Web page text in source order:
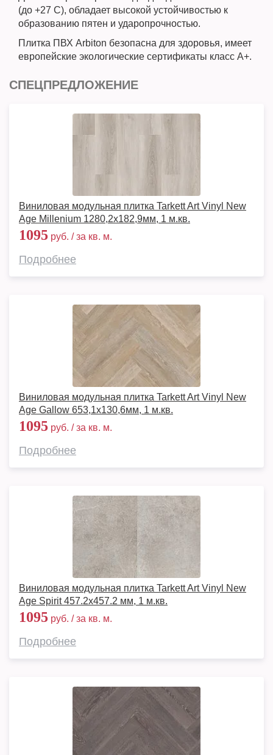
(до +27 С), обладает высокой устойчивостью к
образованию пятен и ударопрочностью.
Плитка ПВХ Arbiton безопасна для здоровья, имеет
европейские экологические сертификаты класс A+.
СПЕЦПРЕДЛОЖЕНИЕ
Виниловая модульная плитка Tarkett Art Vinyl New
Age Millenium 1280,2х182,9мм, 1 м.кв.
1095 руб. / за кв. м.
Подробнее
Виниловая модульная плитка Tarkett Art Vinyl New
Age Gallow 653,1х130,6мм, 1 м.кв.
1095 руб. / за кв. м.
Подробнее
Виниловая модульная плитка Tarkett Art Vinyl New
Age Spirit 457.2x457.2 мм, 1 м.кв.
1095 руб. / за кв. м.
Подробнее